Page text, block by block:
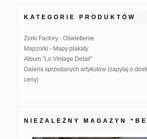
KATEGORIE PRODUKTÓW
Zorki Factory - Oświetlenie
Mapzorki - Mapy plakaty
Album "Lo Vintage Detail"
Galeria sprzedanych artykułów (zapytaj o
ceny)
NIEZALEŻNY MAGAZYN “BE